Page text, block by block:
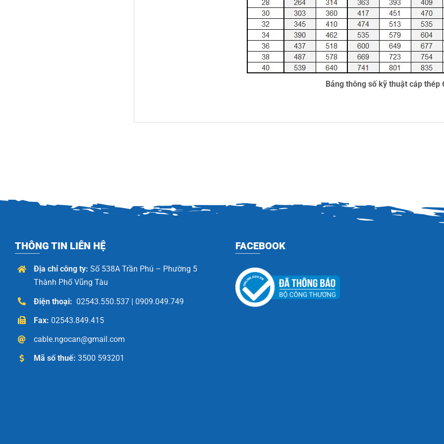
Bảng thông số kỹ thuật cáp thép
THÔNG TIN LIÊN HỆ
Địa chỉ công ty: Số 538A Trần Phú – Phường 5
Thành Phố Vũng Tàu
Điện thoại: 02543.550.537 | 0909.049.749
Fax: 02543.849.415
cable.ngocan@gmail.com
Mã số thuế: 3500 593201
FACEBOOK